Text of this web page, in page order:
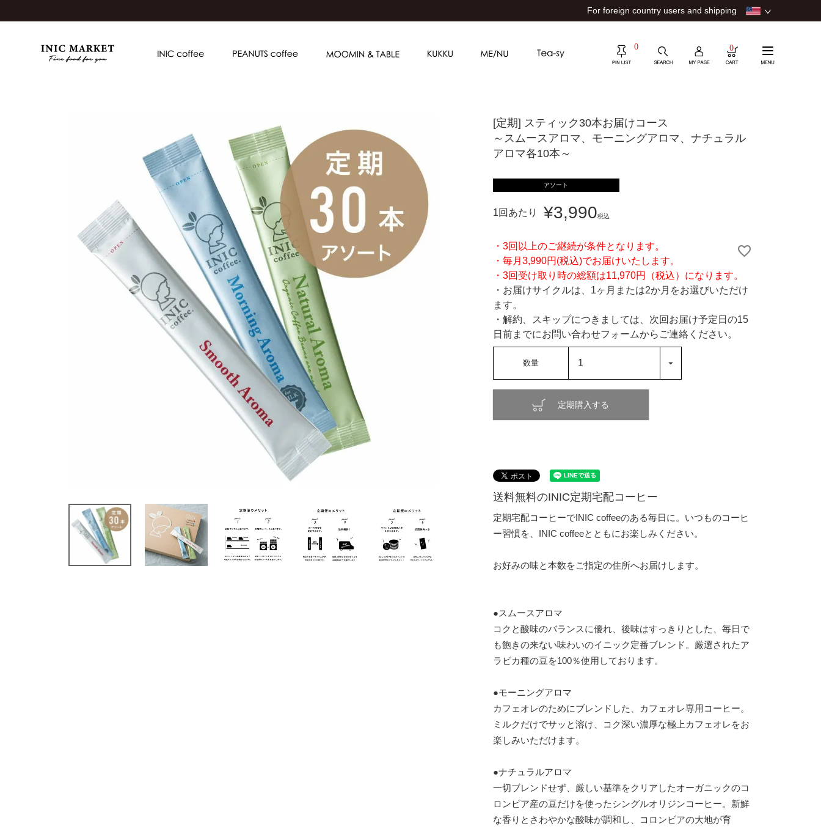
For foreign country users and shipping
0 0
[定期] スティック30本お届けコース
～スムースアロマ、モーニングアロマ、ナチュラル
アロマ各10本～
アソート
1回あたり ¥3,990税込
・3回以上のご継続が条件となります。
・毎月3,990円(税込)でお届けいたします。
・3回受け取り時の総額は11,970円（税込）になります。
・お届けサイクルは、1ヶ月または2か月をお選びいただけ
ます。
・解約、スキップにつきましては、次回お届け予定日の15
日前までにお問い合わせフォームからご連絡ください。
定期購入する
送料無料のINIC定期宅配コーヒー
定期宅配コーヒーでINIC coffeeのある毎日に。いつものコーヒ
ー習慣を、INIC coffeeとともにお楽しみください。
お好みの味と本数をご指定の住所へお届けします。
●スムースアロマ
コクと酸味のバランスに優れ、後味はすっきりとした、毎日で
も飽きの来ない味わいのイニック定番ブレンド。厳選されたア
ラビカ種の豆を100％使用しております。
●モーニングアロマ
カフェオレのためにブレンドした、カフェオレ専用コーヒー。
ミルクだけでサッと溶け、コク深い濃厚な極上カフェオレをお
楽しみいただけます。
●ナチュラルアロマ
一切ブレンドせず、厳しい基準をクリアしたオーガニックのコ
ロンビア産の豆だけを使ったシングルオリジンコーヒー。新鮮
な香りとさわやかな酸味が調和し、コロンビアの大地が育